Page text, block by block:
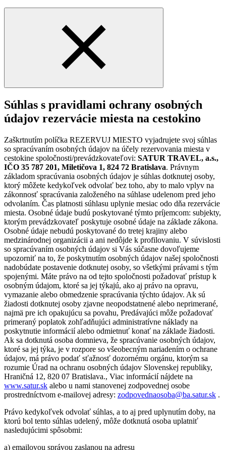
Súhlas s pravidlami ochrany osobných
údajov rezervácie miesta na cestokino
Zaškrtnutím políčka REZERVUJ MIESTO vyjadrujete svoj súhlas
so spracúvaním osobných údajov na účely rezervovania miesta v
cestokine spoločnosti/prevádzkovateľovi: SATUR TRAVEL, a.s.,
IČO 35 787 201, Miletičova 1, 824 72 Bratislava. Právnym
základom spracúvania osobných údajov je súhlas dotknutej osoby,
ktorý môžete kedykoľvek odvolať bez toho, aby to malo vplyv na
zákonnosť spracúvania založeného na súhlase udelenom pred jeho
odvolaním. Čas platnosti súhlasu uplynie mesiac odo dňa rezervácie
miesta. Osobné údaje budú poskytované týmto príjemcom: subjekty,
ktorým prevádzkovateľ poskytuje osobné údaje na základe zákona.
Osobné údaje nebudú poskytované do tretej krajiny alebo
medzinárodnej organizácii a ani nedôjde k profilovaniu. V súvislosti
so spracúvaním osobných údajov si Vás súčasne dovoľujeme
upozorniť na to, že poskytnutím osobných údajov našej spoločnosti
nadobúdate postavenie dotknutej osoby, so všetkými právami s tým
spojenými. Máte právo na od tejto spoločnosti požadovať prístup k
osobným údajom, ktoré sa jej týkajú, ako aj právo na opravu,
vymazanie alebo obmedzenie spracúvania týchto údajov. Ak sú
žiadosti dotknutej osoby zjavne neopodstatnené alebo neprimerané,
najmä pre ich opakujúcu sa povahu, Predávajúci môže požadovať
primeraný poplatok zohľadňujúci administratívne náklady na
poskytnutie informácií alebo odmietnuť konať na základe žiadosti.
Ak sa dotknutá osoba domnieva, že spracúvanie osobných údajov,
ktoré sa jej týka, je v rozpore so všeobecným nariadením o ochrane
údajov, má právo podať sťažnosť dozornému orgánu, ktorým sa
rozumie Úrad na ochranu osobných údajov Slovenskej republiky,
Hraničná 12, 820 07 Bratislava., Viac informácií nájdete na
www.satur.sk alebo u nami stanovenej zodpovednej osobe
prostredníctvom e-mailovej adresy: zodpovednaosoba@ba.satur.sk .
Právo kedykoľvek odvolať súhlas, a to aj pred uplynutím doby, na
ktorú bol tento súhlas udelený, môže dotknutá osoba uplatniť
nasledujúcimi spôsobmi:
a) emailovou správou zaslanou na adresu